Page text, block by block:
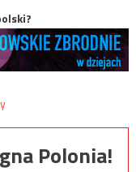
Polonia!